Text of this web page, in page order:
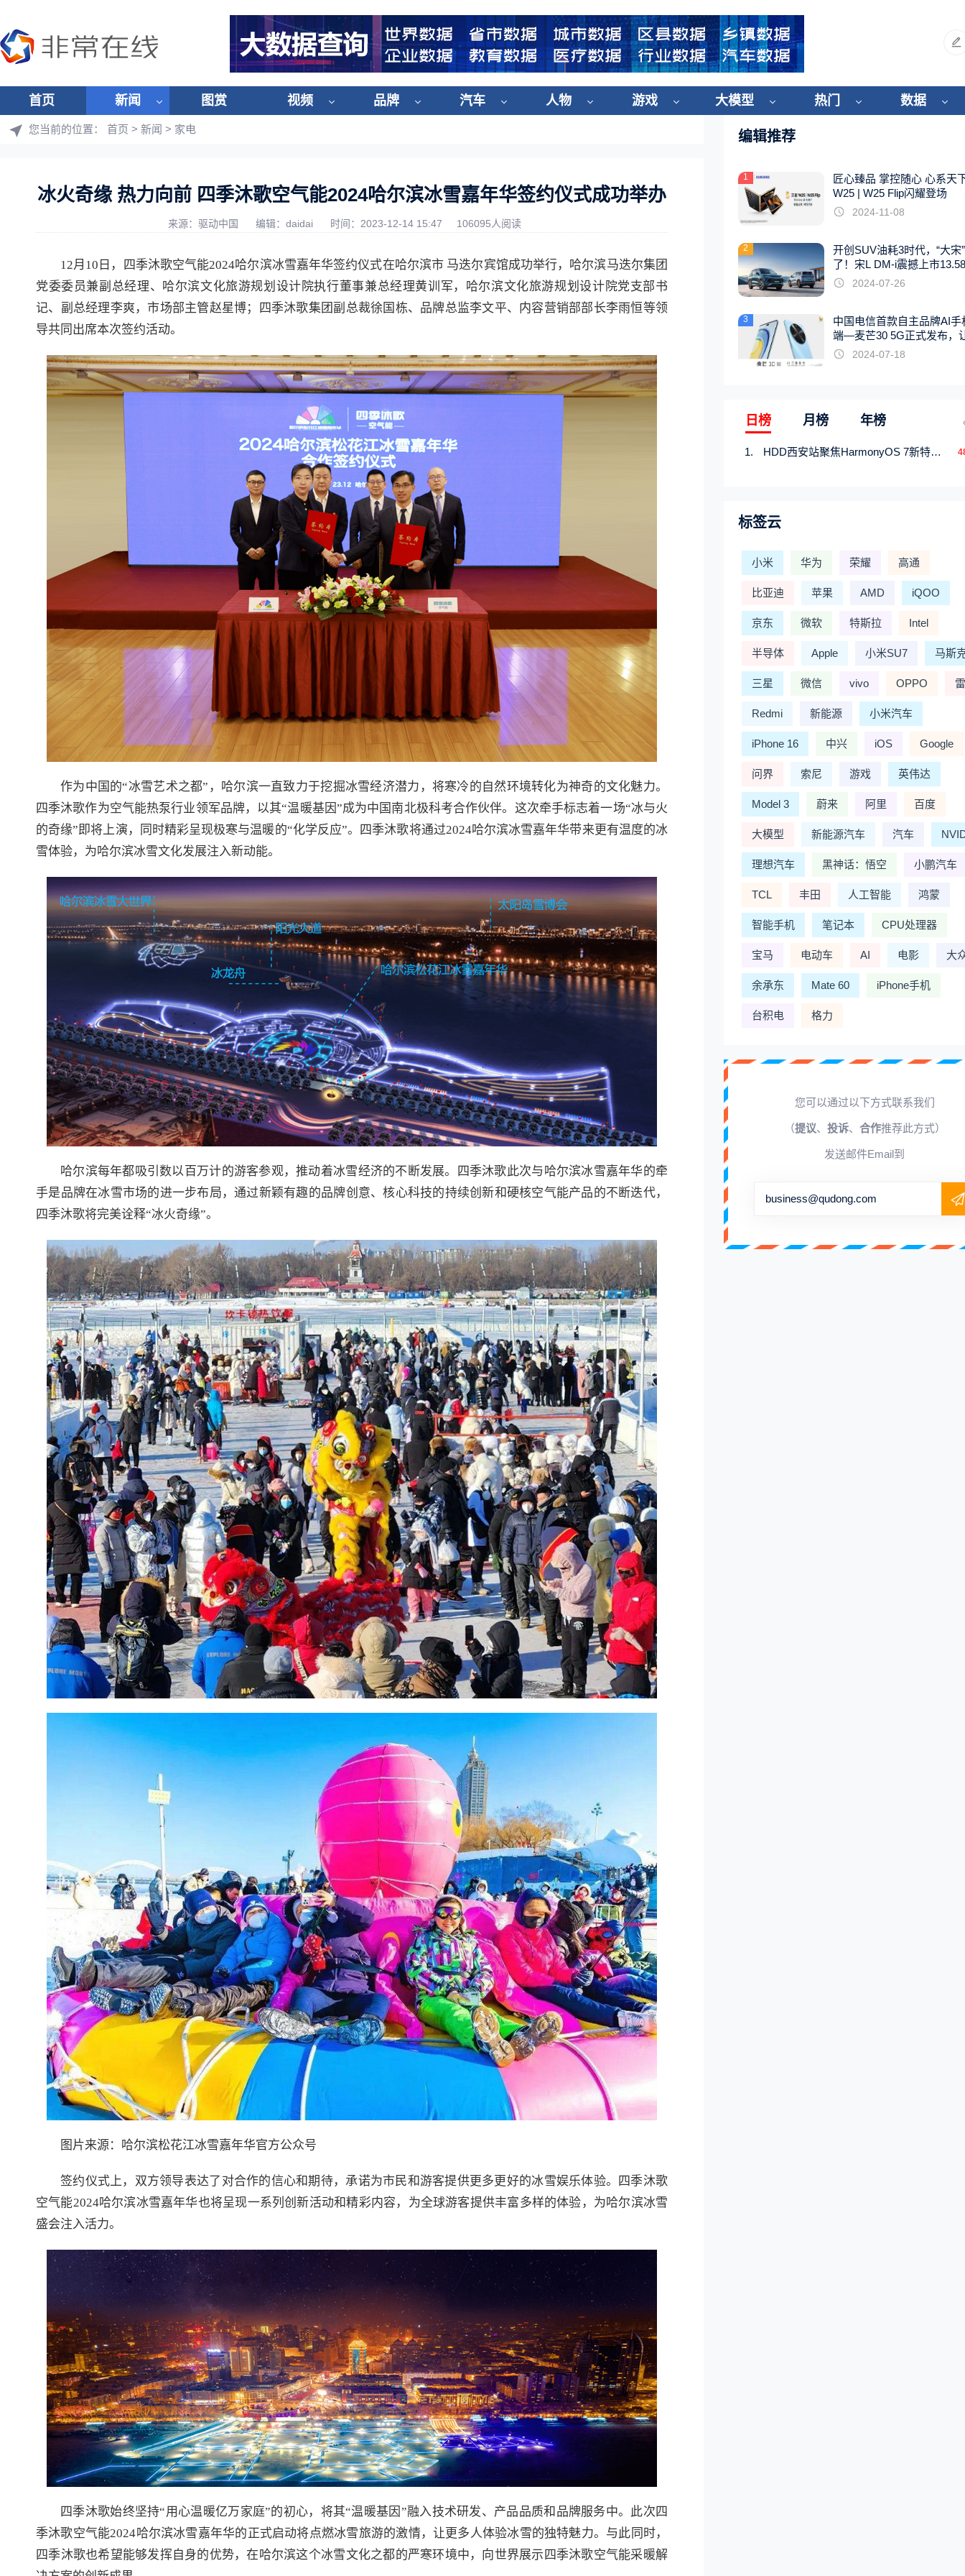
首页 新闻 图赏 视频 品牌 汽车 人物 游戏 大模型 热门 数据
您当前的位置： 首页 > 新闻 > 家电
冰火奇缘 热力向前 四季沐歌空气能2024哈尔滨冰雪嘉年华签约仪式成功举办
来源：驱动中国 编辑：daidai 时间：2023-12-14 15:47 106095人阅读
12月10日，四季沐歌空气能2024哈尔滨冰雪嘉年华签约仪式在哈尔滨市 马迭尔宾馆成功举行，哈尔滨马迭尔集团
党委委员兼副总经理、哈尔滨文化旅游规划设计院执行董事兼总经理黄训军，哈尔滨文化旅游规划设计院党支部书
记、副总经理李爽，市场部主管赵星博；四季沐歌集团副总裁徐国栋、品牌总监李文平、内容营销部部长李雨恒等领
导共同出席本次签约活动。
作为中国的“冰雪艺术之都”，哈尔滨一直致力于挖掘冰雪经济潜力，将寒冷的自然环境转化为神奇的文化魅力。
四季沐歌作为空气能热泵行业领军品牌，以其“温暖基因”成为中国南北极科考合作伙伴。这次牵手标志着一场“冰与火
的奇缘”即将上演，同时精彩呈现极寒与温暖的“化学反应”。四季沐歌将通过2024哈尔滨冰雪嘉年华带来更有温度的冰
雪体验，为哈尔滨冰雪文化发展注入新动能。
哈尔滨每年都吸引数以百万计的游客参观，推动着冰雪经济的不断发展。四季沐歌此次与哈尔滨冰雪嘉年华的牵
手是品牌在冰雪市场的进一步布局，通过新颖有趣的品牌创意、核心科技的持续创新和硬核空气能产品的不断迭代，
四季沐歌将完美诠释“冰火奇缘”。
图片来源：哈尔滨松花江冰雪嘉年华官方公众号
签约仪式上，双方领导表达了对合作的信心和期待，承诺为市民和游客提供更多更好的冰雪娱乐体验。四季沐歌
空气能2024哈尔滨冰雪嘉年华也将呈现一系列创新活动和精彩内容，为全球游客提供丰富多样的体验，为哈尔滨冰雪
盛会注入活力。
四季沐歌始终坚持“用心温暖亿万家庭”的初心，将其“温暖基因”融入技术研发、产品品质和品牌服务中。此次四
季沐歌空气能2024哈尔滨冰雪嘉年华的正式启动将点燃冰雪旅游的激情，让更多人体验冰雪的独特魅力。与此同时，
四季沐歌也希望能够发挥自身的优势，在哈尔滨这个冰雪文化之都的严寒环境中，向世界展示四季沐歌空气能采暖解
编辑推荐
1
匠心臻品 掌控随心 心系天
W25 | W25 Flip闪耀登场
2024-11-08
2
开创SUV油耗3时代，“大宋
了！宋L DM-i震撼上市
起
2024-07-26
3
中国电信首款自主品牌AI手
端—麦芒30 5G正式发布，
触手可及2024-07-18
日榜 月榜 年榜
HDD西安站聚焦HarmonyOS 7新特性，解锁从互联到智能的应用开发新范式
标签云
小米 华为 荣耀 高通
比亚迪 苹果 AMD iQOO
京东 微软 特斯拉 Intel
半导体 Apple 小米SU7 马斯
三星 微信 vivo OPPO
Redmi 新能源 小米汽车
iPhone 16 中兴 iOS Google
问界 索尼 游戏 英伟达
Model 3 蔚来 阿里 百度
大模型 新能源汽车 汽车
理想汽车 黑神话：悟空 小鹏汽车
TCL 丰田 人工智能 鸿蒙
智能手机 笔记本 CPU处理器
宝马 电动车 AI 电影 大
余承东 Mate 60 iPhone手机
台积电 格力
您可以通过以下方式联系我们
（提议、 投诉、 合作推荐此方式）
发送邮件Email到
business@qudong.com